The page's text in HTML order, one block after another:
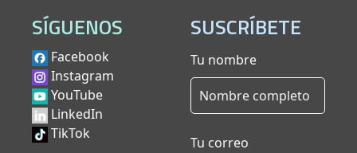
SÍGUENOS
Facebook
Instagram
YouTube
LinkedIn
TikTok
SUSCRÍBETE
Tu nombre
Tu correo